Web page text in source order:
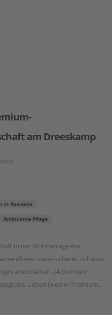
am Dreeskamp
in Residenz
Ambulante Pflege
in der Wohnanlage Am
sowie sicheres Zuhause
ambulanten 24-Stunden
Leben in einer Premium...